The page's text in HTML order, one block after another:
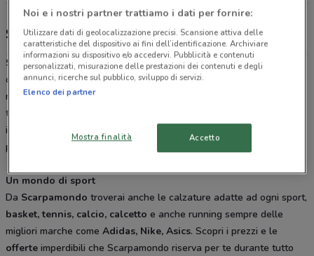
Scarpamondo, offerte e negozi
Scarpamondo è la catena di negozi specializzata nella vendita di
calzature, borse e accessori, dislocata su tutto il territorio
nazionale e in continua espansione. Nei
troverai sempre offerte su tutte le migliori marche di qualità. Scopri
il
online e
iscriviti alla newsletter di DoveConviene.it
per rimanere sempre aggiornato sulle novità.
Un mondo di sport
Da Scarpamondo troverai anche le calzature adatte ad ogni sport,
basket, tennis, calcio, calcetto e anche running sempre delle
migliori marche come Adidas, Nike, Asics. Scopri i prezzi e le
offerte imperdibili che Scarpamondo riserva per te durante tutto
Noi e i nostri partner trattiamo i dati per fornire:
Utilizzare dati di geolocalizzazione precisi. Scansione attiva delle
caratteristiche del dispositivo ai fini dell’identificazione. Archiviare
informazioni su dispositivo e/o accedervi. Pubblicità e contenuti
personalizzati, misurazione delle prestazioni dei contenuti e degli
annunci, ricerche sul pubblico, sviluppo di servizi.
Elenco dei partner
Mostra finalità Accetto